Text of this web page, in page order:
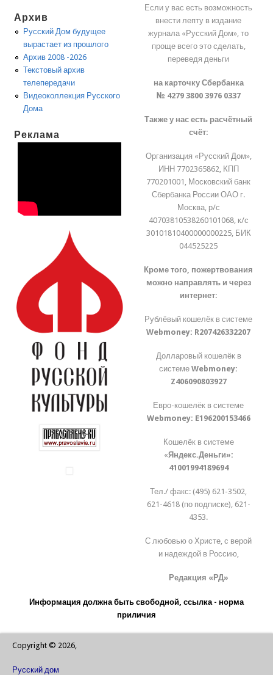
Архив
Русский Дом будущее
вырастает из прошлого
Архив 2008 -2026
Текстовый архив
телепередачи
Видеоколлекция Русского
Дома
Реклама
Если у вас есть возможность
внести лепту в издание
журнала «Русский Дом», то
проще всего это сделать,
переведя деньги
на карточку Сбербанка
№ 4279 3800 3976 0337
Также у нас есть расчётный
счёт:
Организация «Русский Дом»,
ИНН 7702365862, КПП
770201001, Московский банк
Сбербанка России ОАО г.
Москва, р/с
40703810538260101068, к/с
30101810400000000225, БИК
044525225
Кроме того, пожертвования
можно направлять и через
интернет:
Рублёвый кошелёк в системе
Webmoney: R207426332207
Долларовый кошелёк в
системеWebmoney:
Z406090803927
Евро-кошелёк в системе
Webmoney: E196200153466
Кошелёк в системе
«Яндекс.Деньги»:
41001994189694
Тел./ факс: (495) 621-3502,
621-4618 (по подписке), 621-
4353.
С любовью о Христе, с верой
и надеждой в Россию,
Редакция «РД»
Информация должна быть свободной, ссылка - норма
приличия
Copyright © 2026,
Русский дом